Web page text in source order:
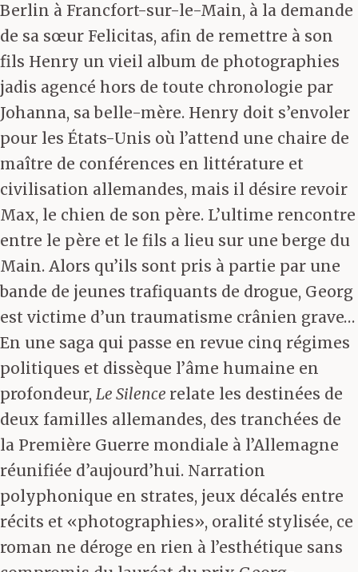
Berlin à Francfort-sur-le-Main, à la demande
de sa sœur Felicitas, afin de remettre à son
fils Henry un vieil album de photographies
jadis agencé hors de toute chronologie par
Johanna, sa belle-mère. Henry doit s’envoler
pour les États-Unis où l’attend une chaire de
maître de conférences en littérature et
civilisation allemandes, mais il désire revoir
Max, le chien de son père. L’ultime rencontre
entre le père et le fils a lieu sur une berge du
Main. Alors qu’ils sont pris à partie par une
bande de jeunes trafiquants de drogue, Georg
est victime d’un traumatisme crânien grave…
En une saga qui passe en revue cinq régimes
politiques et dissèque l’âme humaine en
profondeur, Le Silence relate les destinées de
deux familles allemandes, des tranchées de
la Première Guerre mondiale à l’Allemagne
réunifiée d’aujourd’hui. Narration
polyphonique en strates, jeux décalés entre
récits et «photographies», oralité stylisée, ce
roman ne déroge en rien à l’esthétique sans